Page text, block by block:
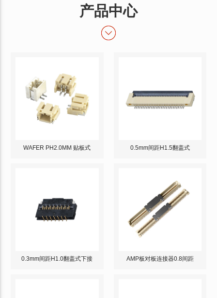
产品中心
WAFER PH2.0MM 贴板式 0.5mm间距H1.5翻盖式
0.3mm间距H1.0翻盖式下接 AMP板对板连接器0.8间距